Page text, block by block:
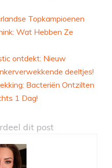
Topkampioenen
Wat Hebben Ze
ontdekt: Nieuw
deeltjes!
Bacteriën Ontzilten
1 Dag!
dit post